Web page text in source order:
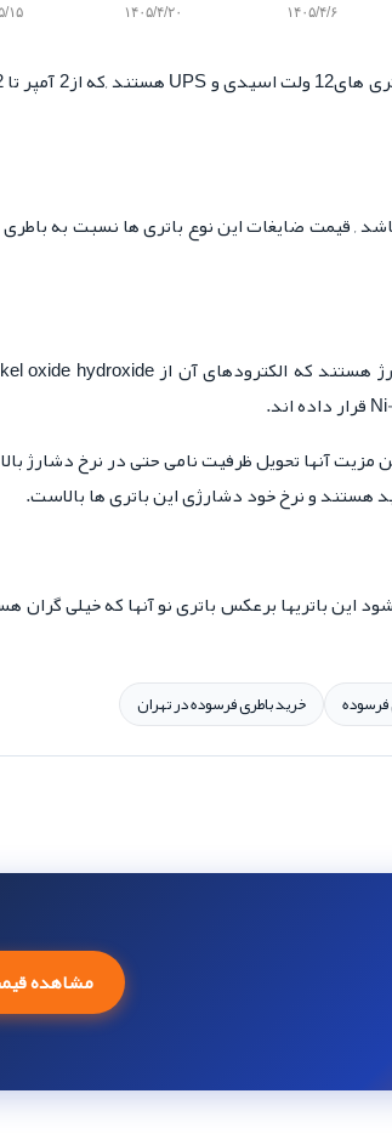
۱۴۰۵/۴/۶ ۱۴۰۵/۴/۲۰
اسیدی و UPS
, قیمت ضایغات این نوع باتری ها نسبت به
هستند که الکترودهای آن ازoxide hydroxide
قرار داده اند.
مزیت آنها تحویل ظرفیت نامی حتی در نرخ دشارژ
هستند و نرخ خود دشارژی این باتری ها بالاست.
این باتریها برعکس باتری نو آنها که خیلی گران
فرسوده خرید باطری فرسوده در تهران
مشاهده